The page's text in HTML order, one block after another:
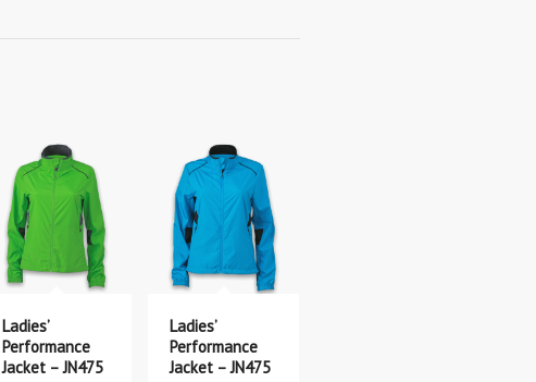
Ladies’
Performance
Jacket – JN475
Ladies’
Performance
Jacket – JN475